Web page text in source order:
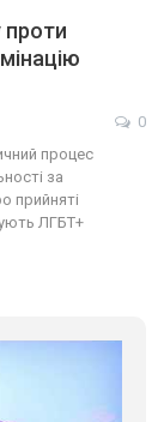
проти
0
процес
за
прийняті
ЛГБТ+